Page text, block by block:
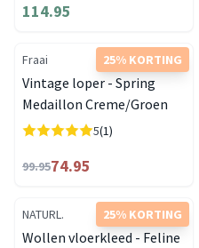
114.95
25% KORTING
Fraai
Vintage loper - Spring
Medaillon Creme/Groen
5(1)
99.9574.95
25% KORTING
NATURL.
Wollen vloerkleed - Feline